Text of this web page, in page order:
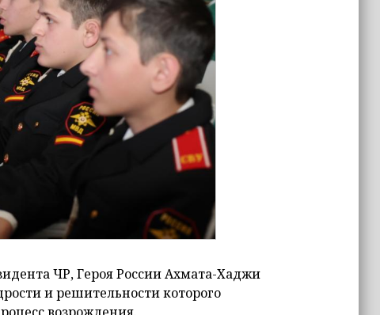
ЧР, Героя России Ахмата-Хаджи
и решительности которого